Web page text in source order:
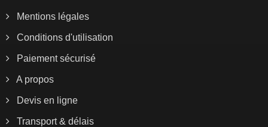
Mentions légales
Conditions d'utilisation
Paiement sécurisé
A propos
Devis en ligne
Transport & délais